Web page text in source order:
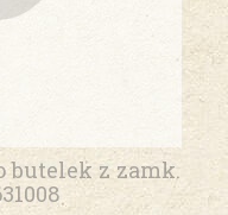
butelek z zamk.